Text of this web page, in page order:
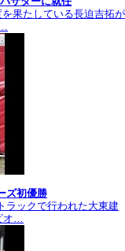
果たしている長迫吉拓が
ズ初優勝
ラックで行われた大東建
オ…